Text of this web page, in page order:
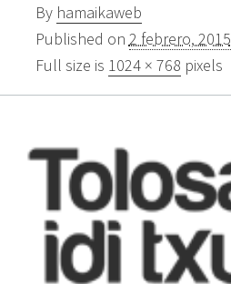
By hamaikaweb
Published on 2 febrero, 2015
Full size is 1024 × 768 pixels